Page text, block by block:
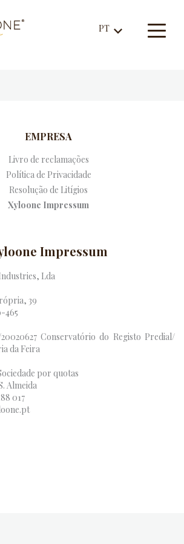
Toggle
PT expand_more
EMPRESA
Livro de reclamações
Política de Privacidade
Resolução de Litígios
Xyloone Impressum
Impressum
Lda
39
465
Conservatório do Registo Predial/
da Feira
por quotas
Almeida
017